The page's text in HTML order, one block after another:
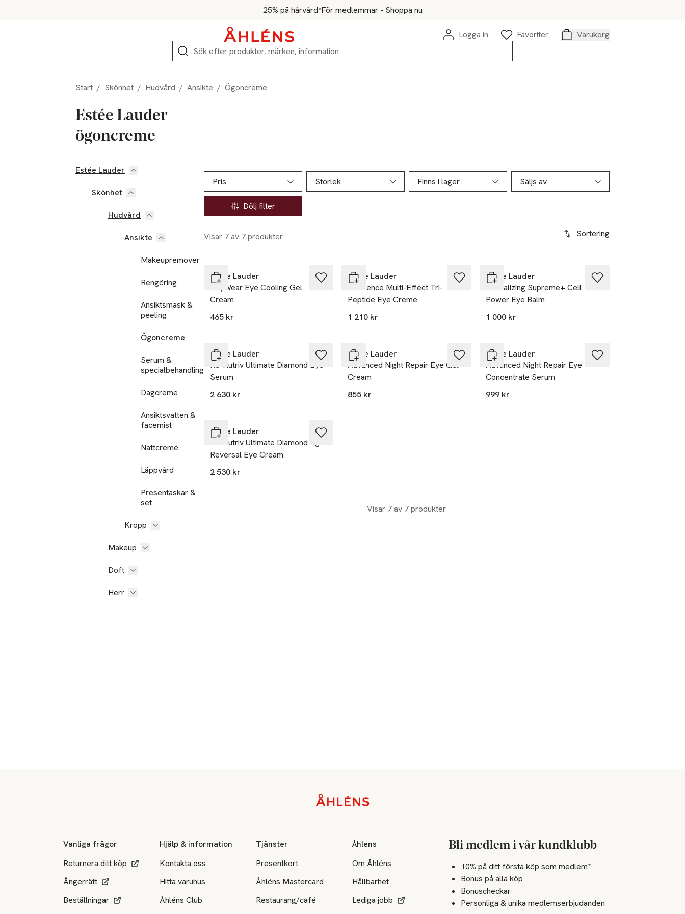
25% på hårvård*För medlemmar - Shoppa nu
Logga in
Favoriter
Varukorg
Sök
Start / Skönhet / Hudvård / Ansikte / Ögoncreme
Estée Lauder
ögoncreme
Hoppa till produktsidan
Estée Lauder
Skönhet
Hudvård
Ansikte
Makeupremover
Rengöring
Ansiktsmask &
peeling
Ögoncreme
Serum &
specialbehandling
Dagcreme
Ansiktsvatten &
facemist
Nattcreme
Läppvård
Presentaskar &
set
Kropp
Makeup
Doft
Herr
Hoppa till produktsidan
Pris
Storlek Finns i lager Säljs av
Dölj filter
Visar 7 av 7 produkter Sortering
Lista över produkter
Estée Lauder
DayWear Eye Cooling Gel
Cream
465 kr
Estée Lauder
Resilience Multi-Effect Tri-
Peptide Eye Creme
1 210 kr
Estée Lauder
Revitalizing Supreme+ Cell
Power Eye Balm
1 000 kr
Estée Lauder
Re-Nutriv Ultimate Diamond Eye
Serum
2 630 kr
Estée Lauder
Advanced Night Repair Eye Gel
Cream
855 kr
Estée Lauder
Advanced Night Repair Eye
Concentrate Serum
999 kr
Estée Lauder
Re-Nutriv Ultimate Diamond Age
Reversal Eye Cream
2 530 kr
Visar 7 av 7 produkter
Vanliga frågor
Returnera ditt köp
Ångerrätt
Beställningar
Hjälp & information
Kontakta oss
Hitta varuhus
Åhléns Club
Tjänster
Presentkort
Åhléns Mastercard
Restaurang/café
Åhlens
Om Åhléns
Hållbarhet
Lediga jobb
Bli medlem i vår kundklubb
10% på ditt första köp som medlem*
Bonus på alla köp
Bonuscheckar
Personliga & unika medlemserbjudanden